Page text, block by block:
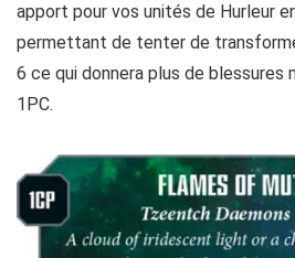
apport pour vos unités de Hurleur
permettant de tenter de
6 ce qui donnera plus de
1PC.